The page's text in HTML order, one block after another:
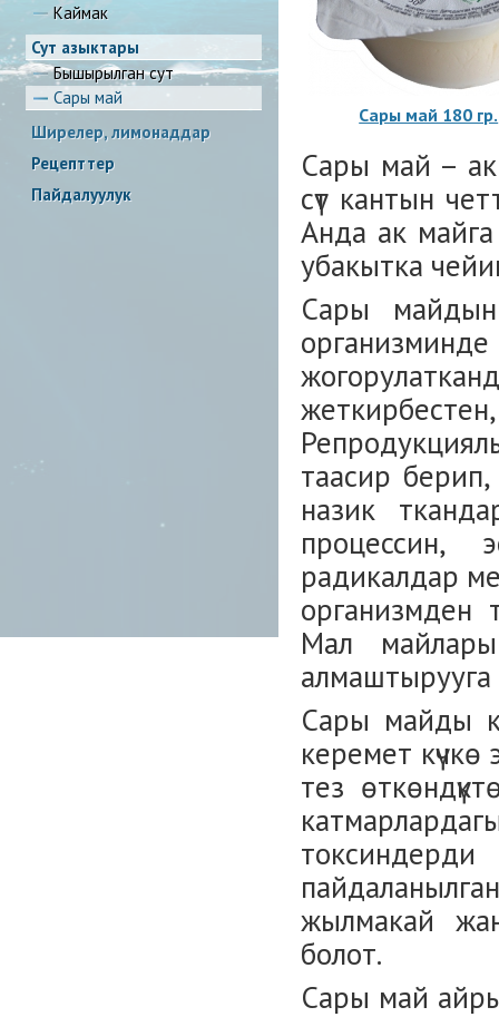
Каймак
Сут азыктары
Бышырылган сут
Сары май
Ширелер, лимонаддар
Рецепттер
Пайдалуулук
Сары май 180 гр.
Сары май – ак
сүт кантын
Анда ак
убакытка
Сары
таасир
назик
процессин,
радикалдар
организмден
Мал
Сары майды
керемет
тез
жылмакай
болот.
Сары май